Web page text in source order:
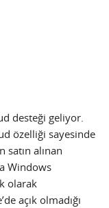
desteği geliyor.
özelliği sayesinde
satın alınan
Windows
olarak
açık olmadığı